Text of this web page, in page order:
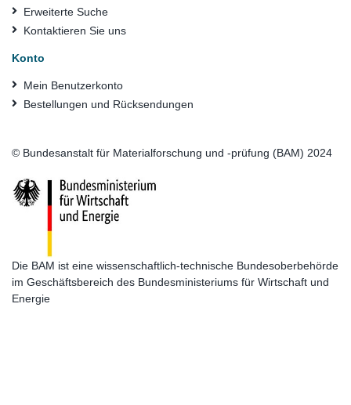
Erweiterte Suche
Kontaktieren Sie uns
Konto
Mein Benutzerkonto
Bestellungen und Rücksendungen
© Bundesanstalt für Materialforschung und -prüfung (BAM) 2024
Die BAM ist eine wissenschaftlich-technische Bundesoberbehörde
im Geschäftsbereich des Bundesministeriums für Wirtschaft und
Energie